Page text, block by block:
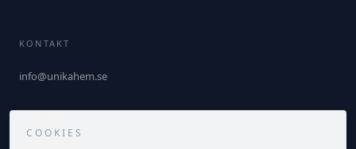
KONTAKT
info@unikahem.se
COOKIES